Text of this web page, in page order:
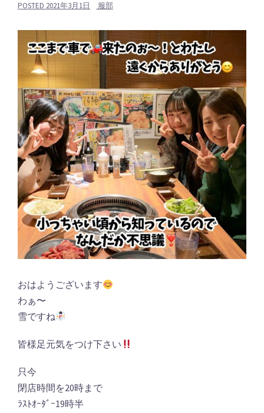
POSTED 2021年3月1日 服部
おはようございます
わぁ〜
雪ですね
皆様足元気をつけ下さい
只今
閉店時間を20時まで
ﾗｽﾄｵｰﾀﾞｰ19時半